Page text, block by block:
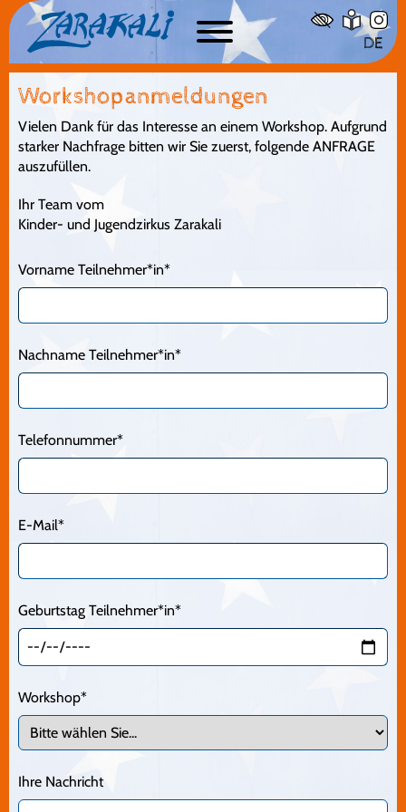
DE
Ffm
WS 07: Tuchworkshop
WS 08: K-Pop
WS 09: Zirkus Zelten im Bessunger Forst bei DA
(Kinderzeltlager)
Jahresempfang 2024
Tag der offenen Zelte
Kinderzirkusshow
Kollektiv Kinem Show
Gastspiel von -La Corneille Bleue-
Bürowagen
Spenden
Anmeldung Workshop
Newsletter
Workshopanmeldungen
Vielen Dank für das Interesse an einem Workshop. Aufgrund
starker Nachfrage bitten wir Sie zuerst, folgende ANFRAGE
auszufüllen.
Ihr Team vom
Kinder- und Jugendzirkus Zarakali
Vorname Teilnehmer*in*
Nachname Teilnehmer*in*
Telefonnummer*
E-Mail*
Geburtstag Teilnehmer*in*
Workshop*
Ihre Nachricht